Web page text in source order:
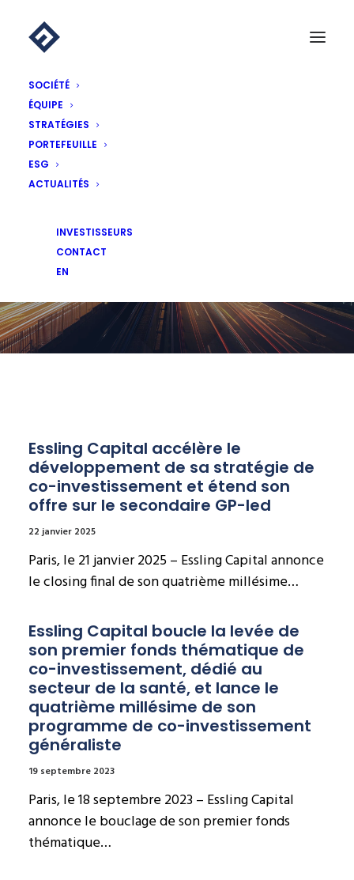
SOCIÉTÉ
ÉQUIPE
STRATÉGIES
PORTEFEUILLE
ESG
ACTUALITÉS
INVESTISSEURS
CONTACT
EN
Essling Capital accélère le
développement de sa stratégie de
co-investissement et étend son
offre sur le secondaire GP-led
22 janvier 2025
Paris, le 21 janvier 2025 – Essling Capital annonce
le closing final de son quatrième millésime…
Essling Capital boucle la levée de
son premier fonds thématique de
co-investissement, dédié au
secteur de la santé, et lance le
quatrième millésime de son
programme de co-investissement
généraliste
19 septembre 2023
Paris, le 18 septembre 2023 – Essling Capital
annonce le bouclage de son premier fonds
thématique…